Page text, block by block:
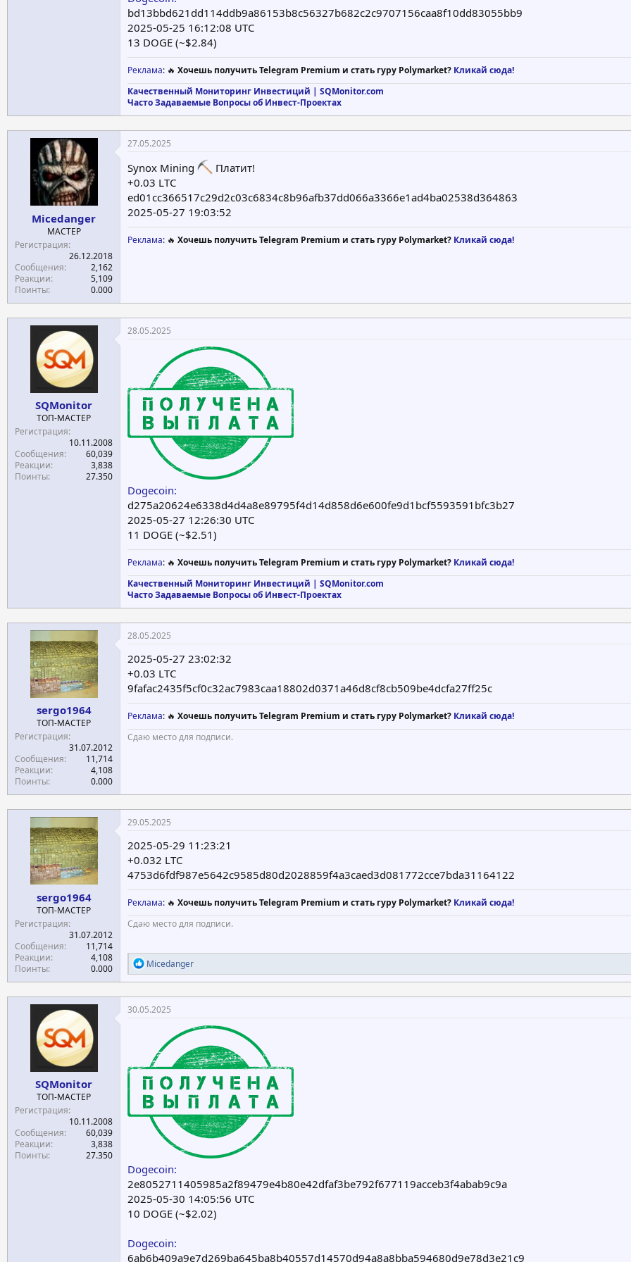
bd13bbd621dd114ddb9a86153b8c56327b682c2c9707156caa8f10dd83055bb9
2025-05-25 16:12:08 UTC
13 DOGE (~$2.84)
Реклама: 🔥 Хочешь получить Telegram Premium и стать гуру Polymarket? Кликай сюда!
Качественный Мониторинг Инвестиций | SQMonitor.com
Часто Задаваемые Вопросы об Инвест-Проектах
Micedanger
МАСТЕР
Регистрация
26.12.2018
Сообщения
2,162
Реакции
5,109
Поинты
0.000
27.05.2025
Synox Mining
Платит!
+0.03 LTC
ed01cc366517c29d2c03c6834c8b96afb37dd066a3366e1ad4ba02538d364863
2025-05-27 19:03:52
Реклама: 🔥 Хочешь получить Telegram Premium и стать гуру Polymarket? Кликай сюда!
SQMonitor
ТОП-МАСТЕР
Регистрация
10.11.2008
Сообщения
60,039
Реакции
3,838
Поинты
27.350
28.05.2025
Dogecoin:
d275a20624e6338d4d4a8e89795f4d14d858d6e600fe9d1bcf5593591bfc3b27
2025-05-27 12:26:30 UTC
11 DOGE (~$2.51)
Реклама: 🔥 Хочешь получить Telegram Premium и стать гуру Polymarket? Кликай сюда!
Качественный Мониторинг Инвестиций | SQMonitor.com
Часто Задаваемые Вопросы об Инвест-Проектах
sergo1964
ТОП-МАСТЕР
Регистрация
31.07.2012
Сообщения
11,714
Реакции
4,108
Поинты
0.000
28.05.2025
2025-05-27 23:02:32
+0.03 LTC
9fafac2435f5cf0c32ac7983caa18802d0371a46d8cf8cb509be4dcfa27ff25c
Реклама: 🔥 Хочешь получить Telegram Premium и стать гуру Polymarket? Кликай сюда!
Сдаю место для подписи.
sergo1964
ТОП-МАСТЕР
Регистрация
31.07.2012
Сообщения
11,714
Реакции
4,108
Поинты
0.000
29.05.2025
2025-05-29 11:23:21
+0.032 LTC
4753d6fdf987e5642c9585d80d2028859f4a3caed3d081772cce7bda31164122
Реклама: 🔥 Хочешь получить Telegram Premium и стать гуру Polymarket? Кликай сюда!
Сдаю место для подписи.
Р
е
а
к
ц
и
Micedanger
SQMonitor
ТОП-МАСТЕР
Регистрация
10.11.2008
Сообщения
60,039
Реакции
3,838
Поинты
27.350
30.05.2025
Dogecoin:
2e8052711405985a2f89479e4b80e42dfaf3be792f677119acceb3f4abab9c9a
2025-05-30 14:05:56 UTC
10 DOGE (~$2.02)
Dogecoin:
6ab6b409a9e7d269ba645ba8b40557d14570d94a8a8bba594680d9e78d3e21c9